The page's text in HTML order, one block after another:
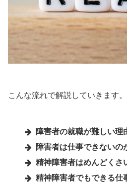
こんな流れで解説していきます。
障害者の就職が難しい理
障害者は仕事できないの
精神障害者はめんどくさ
精神障害者でもできる仕